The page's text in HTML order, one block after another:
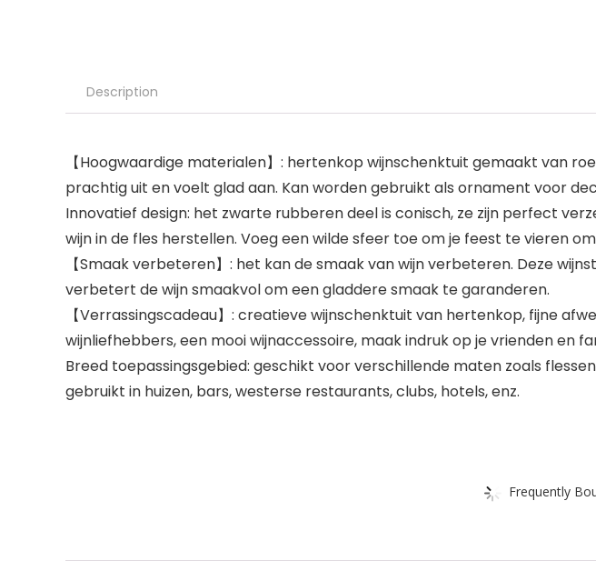
Description
【Hoogwaardige materialen】: hertenkop wijnschenktuit gemaakt van
prachtig uit en voelt glad aan. Kan worden gebruikt als ornament voor
Innovatief design: het zwarte rubberen deel is conisch, ze zijn perfect
wijn in de fles herstellen. Voeg een wilde sfeer toe om je feest te vieren
【Smaak verbeteren】: het kan de smaak van wijn verbeteren. Deze
verbetert de wijn smaakvol om een gladdere smaak te garanderen.
【Verrassingscadeau】: creatieve wijnschenktuit van hertenkop, fijne
wijnliefhebbers, een mooi wijnaccessoire, maak indruk op je vrienden en
Breed toepassingsgebied: geschikt voor verschillende maten zoals
gebruikt in huizen, bars, westerse restaurants, clubs, hotels, enz.
Frequently